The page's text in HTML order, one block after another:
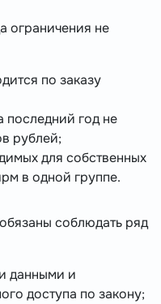
ограничения не
по заказу
последний год не
рублей;
для собственных
в одной группе.
соблюдать ряд
данными и
доступа по закону;